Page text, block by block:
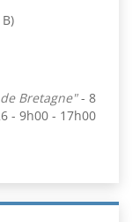
Bretagne"- 8
- 9h00 - 17h00